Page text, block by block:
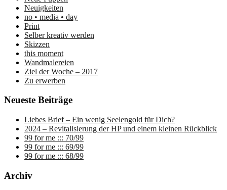
Neuigkeiten
no • media • day
Print
Selber kreativ werden
Skizzen
this moment
Wandmalereien
Ziel der Woche – 2017
Zu erwerben
Neueste Beiträge
Liebes Brief – Ein wenig Seelengold für Dich?
2024 – Revitalisierung der HP und einem kleinen Rückblick
99 for me ::: 70/99
99 for me ::: 69/99
99 for me ::: 68/99
Archiv